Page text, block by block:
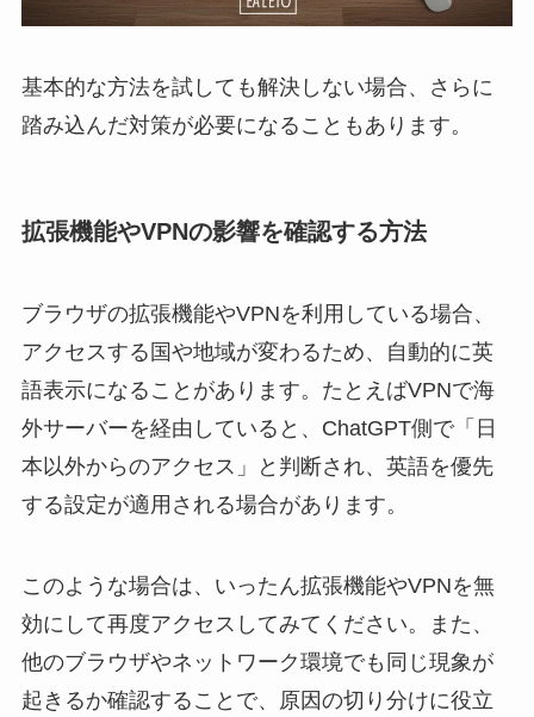
基本的な方法を試しても解決しない場合、さらに
踏み込んだ対策が必要になることもあります。
拡張機能やVPNの影響を確認する方法
ブラウザの拡張機能やVPNを利用している場合、
アクセスする国や地域が変わるため、自動的に英
語表示になることがあります。たとえばVPNで海
外サーバーを経由していると、ChatGPT側で「日
本以外からのアクセス」と判断され、英語を優先
する設定が適用される場合があります。
このような場合は、いったん拡張機能やVPNを無
効にして再度アクセスしてみてください。また、
他のブラウザやネットワーク環境でも同じ現象が
起きるか確認することで、原因の切り分けに役立